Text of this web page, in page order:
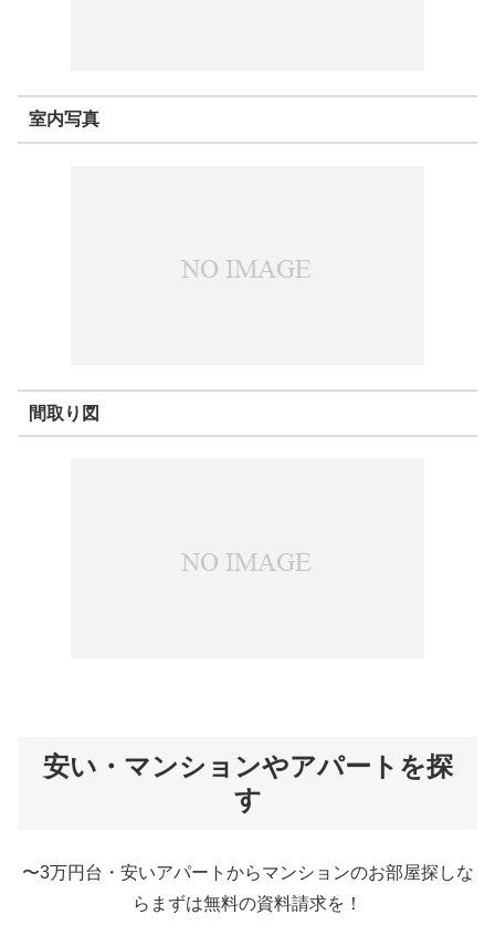
室内写真
間取り図
安い・マンションやアパートを探
す
〜3万円台・安いアパートからマンションのお部屋探しな
らまずは無料の資料請求を！